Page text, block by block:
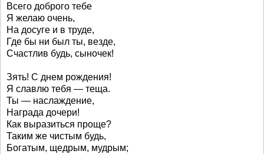
Всего доброго тебе
Я желаю очень,
На досуге и в труде,
Где бы ни был ты, везде,
Счастлив будь, сыночек!
Зять! С днем рождения!
Я славлю тебя — теща.
Ты — наслаждение,
Награда дочери!
Как выразиться проще?
Таким же чистым будь,
Богатым, щедрым, мудрым;